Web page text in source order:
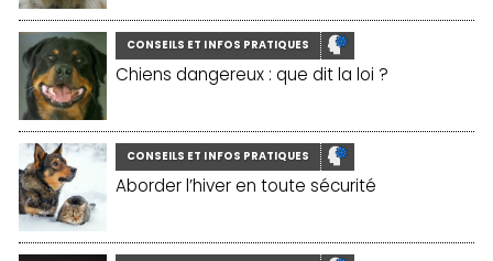
CONSEILS ET INFOS PRATIQUES
Chiens dangereux : que dit la loi ?
CONSEILS ET INFOS PRATIQUES
Aborder l’hiver en toute sécurité